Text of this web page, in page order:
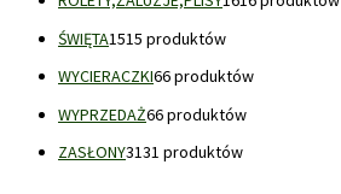
ŚWIĘTA1515 produktów
WYCIERACZKI66 produktów
WYPRZEDAŻ66 produktów
ZASŁONY3131 produktów